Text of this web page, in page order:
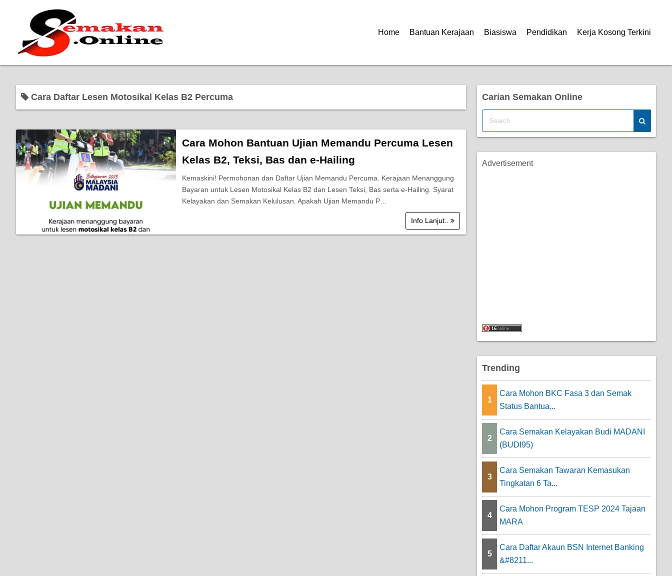
Home Bantuan Kerajaan Biasiswa Pendidikan Kerja Kosong Terkini
Cara Daftar Lesen Motosikal Kelas B2 Percuma
Cara Mohon Bantuan Ujian Memandu Percuma Lesen
Kelas B2, Teksi, Bas dan e-Hailing
Kemaskini! Permohonan dan Daftar Ujian Memandu Percuma. Kerajaan Menanggung
Bayaran untuk Lesen Motosikal Kelas B2 dan Lesen Teksi, Bas serta e-Hailing. Syarat
Kelayakan dan Semakan Kelulusan. Apakah Ujian Memandu P…
Info Lanjut..
Carian Semakan Online
Advertisement
Trending
1
Cara Mohon BKC Fasa 3 dan Semak
Status Bantua...
2
Cara Semakan Kelayakan Budi MADANI
(BUDI95)
3
Cara Semakan Tawaran Kemasukan
Tingkatan 6 Ta...
4
Cara Mohon Program TESP 2024 Tajaan
MARA
5
Cara Daftar Akaun BSN Internet Banking
&#8211...